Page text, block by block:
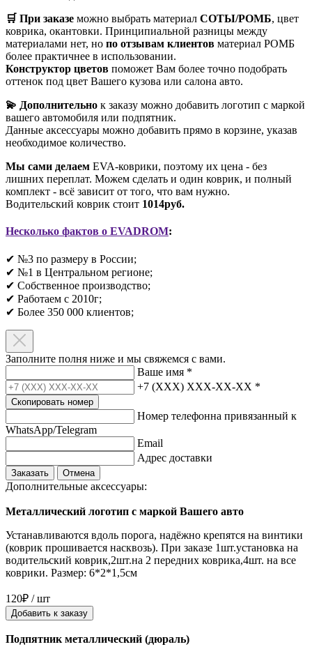
🛒 При заказе можно выбрать материал СОТЫ/РОМБ, цвет
коврика, окантовки. Принципиальной разницы между
материалами нет, но по отзывам клиентов материал РОМБ
более практичнее в использовании.
Конструктор цветов поможет Вам более точно подобрать
оттенок под цвет Вашего кузова или салона авто.
💫 Дополнительно к заказу можно добавить логотип с маркой
вашего автомобиля или подпятник.
Данные аксессуары можно добавить прямо в корзине, указав
необходимое количество.
Мы сами делаем EVA-коврики, поэтому их цена - без
лишних переплат. Можем сделать и один коврик, и полный
комплект - всё зависит от того, что вам нужно.
Водительский коврик стоит 1014руб.
Несколько фактов о EVADROM:
✔ №3 по размеру в России;
✔ №1 в Центральном регионе;
✔ Собственное производство;
✔ Работаем с 2010г;
✔ Более 350 000 клиентов;​
Заполните полня ниже и мы свяжемся с вами.
Ваше имя *
+7 (XXX) XXX-XX-XX *
Скопировать номер
Номер телефонна привязанный к
WhatsApp/Telegram
Email
Адрес доставки
Заказать Отмена
Дополнительные аксессуары:
Металлический логотип с маркой Вашего авто
Устанавливаются вдоль порога, надёжно крепятся на винтики
(коврик прошивается насквозь). При заказе 1шт.установка на
водительский коврик,2шт.на 2 передних коврика,4шт. на все
коврики. Размер: 6*2*1,5см
120₽ / шт
Добавить к заказу
Подпятник металлический (дюраль)